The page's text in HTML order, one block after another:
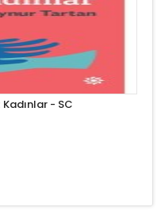
Kadınlar - SC